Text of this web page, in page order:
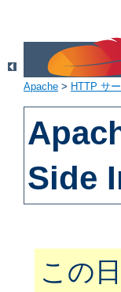
Apache > HTTP サ
Side
この